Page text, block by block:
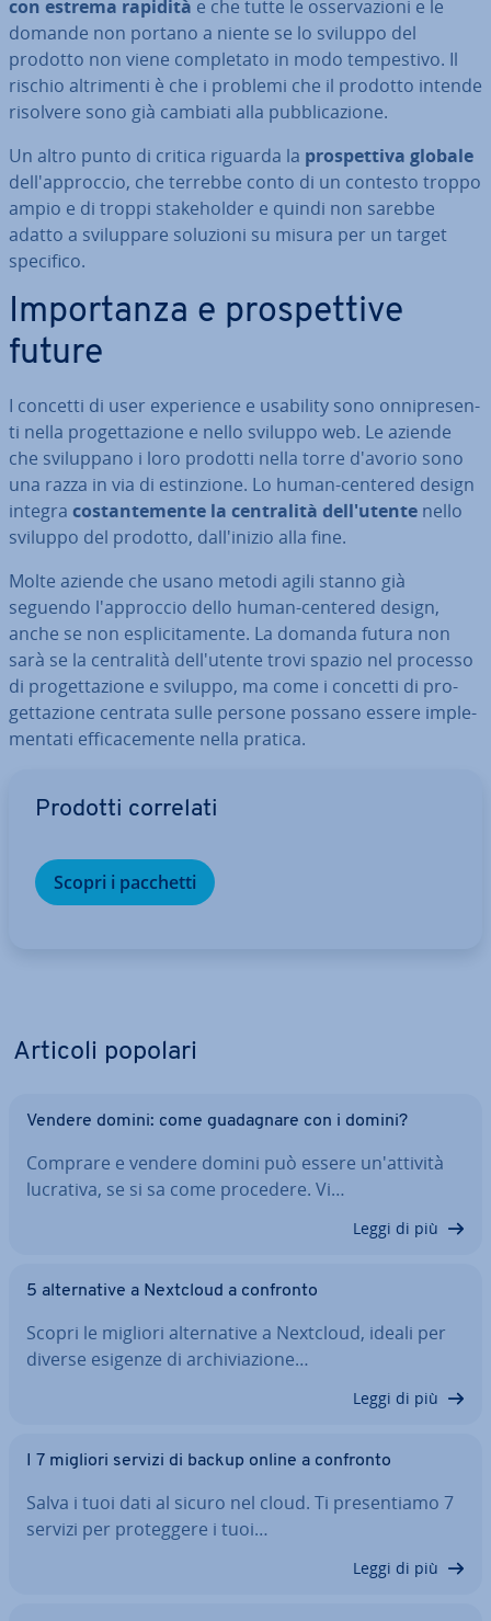
con estrema rapidità e che tutte le os­ser­va­zio­ni e le
domande non portano a niente se lo sviluppo del
prodotto non viene com­ple­ta­to in modo tem­pe­sti­vo. Il
rischio al­tri­men­ti è che i problemi che il prodotto intende
risolvere sono già cambiati alla pub­bli­ca­zio­ne.
Un altro punto di critica riguarda la pro­spet­ti­va globale
del­l'ap­proc­cio, che terrebbe conto di un contesto troppo
ampio e di troppi sta­ke­hol­der e quindi non sarebbe
adatto a svi­lup­pa­re soluzioni su misura per un target
specifico.
Im­por­tan­za e pro­spet­ti­ve
future
I concetti di user ex­pe­rien­ce e usability sono on­ni­pre­sen­
ti nella pro­get­ta­zio­ne e nello sviluppo web. Le aziende
che svi­lup­pa­no i loro prodotti nella torre d'avorio sono
una razza in via di estin­zio­ne. Lo human-centered design
integra co­stan­te­men­te la cen­tra­li­tà del­l'u­ten­te nello
sviluppo del prodotto, dal­l'i­ni­zio alla fine.
Molte aziende che usano metodi agili stanno già
seguendo l'ap­proc­cio dello human-centered design,
anche se non espli­ci­ta­men­te. La domanda futura non
sarà se la cen­tra­li­tà del­l'u­ten­te trovi spazio nel processo
di pro­get­ta­zio­ne e sviluppo, ma come i concetti di pro­
get­ta­zio­ne centrata sulle persone possano essere im­ple­
men­ta­ti ef­fi­ca­ce­men­te nella pratica.
Prodotti correlati
Scopri i pacchetti
Articoli popolari
Vendere domini: come gua­da­gna­re con i domini?
Comprare e vendere domini può essere un'at­ti­vi­tà
lucrativa, se si sa come procedere. Vi…
Leggi di più
5 al­ter­na­ti­ve a Nextcloud a confronto
Scopri le migliori al­ter­na­ti­ve a Nextcloud, ideali per
diverse esigenze di ar­chi­via­zio­ne…
Leggi di più
I 7 migliori servizi di backup online a confronto
Salva i tuoi dati al sicuro nel cloud. Ti pre­sen­tia­mo 7
servizi per pro­teg­ge­re i tuoi…
Leggi di più